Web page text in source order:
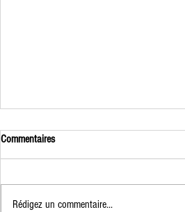
Commentaires
Rédigez un commentaire...